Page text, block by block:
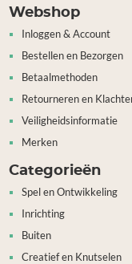
Webshop
Inloggen & Account
Bestellen en Bezorgen
Betaalmethoden
Retourneren en
Veiligheidsinformatie
Merken
Categorieën
Spel en Ontwikkeling
Inrichting
Buiten
Creatief en Knutselen